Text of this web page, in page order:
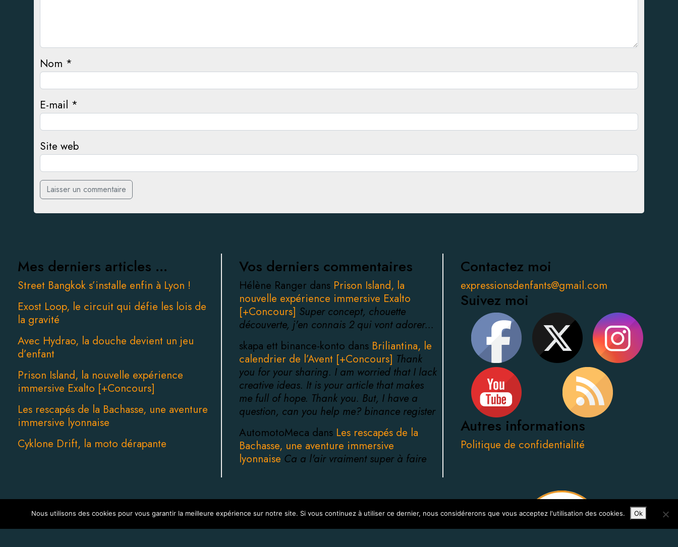
Nom *
E-mail *
Site web
Mes derniers articles ...
Street Bangkok s’installe enfin à Lyon !
Exost Loop, le circuit qui défie les lois de
la gravité
Avec Hydrao, la douche devient un jeu
d’enfant
Prison Island, la nouvelle expérience
immersive Exalto [+Concours]
Les rescapés de la Bachasse, une aventure
immersive lyonnaise
Cyklone Drift, la moto dérapante
Vos derniers commentaires
Hélène Ranger dans Prison Island, la
nouvelle expérience immersive Exalto
[+Concours] Super concept, chouette
découverte, j'en connais 2 qui vont adorer...
skapa ett binance-konto dans Briliantina, le
calendrier de l’Avent [+Concours] Thank
you for your sharing. I am worried that I lack
creative ideas. It is your article that makes
me full of hope. Thank you. But, I have a
question, can you help me? binance register
AutomotoMeca dans Les rescapés de la
Bachasse, une aventure immersive
lyonnaise Ca a l'air vraiment super à faire
Contactez moi
expressionsdenfants@gmail.com
Suivez moi
Autres informations
Politique de confidentialité
Nous utilisons des cookies pour vous garantir la meilleure expérience sur notre site. Si vous continuez à utiliser ce dernier, nous considérerons que vous acceptez l'utilisation des cookies. Ok